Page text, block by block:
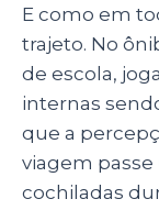
E como em
trajeto. No
de escola,
internas
que a
viagem
cochiladas